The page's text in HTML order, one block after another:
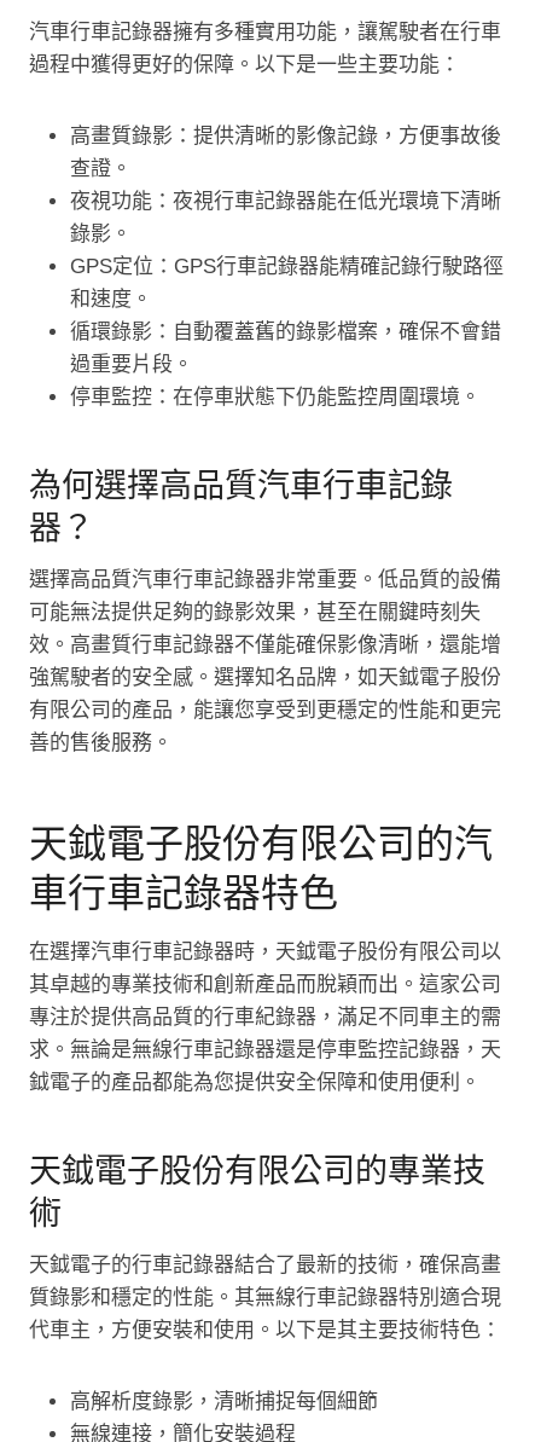
汽車行車記錄器擁有多種實用功能，讓駕駛者在行車
過程中獲得更好的保障。以下是一些主要功能：
高畫質錄影：提供清晰的影像記錄，方便事故後
查證。
夜視功能：夜視行車記錄器能在低光環境下清晰
錄影。
GPS定位：GPS行車記錄器能精確記錄行駛路徑
和速度。
循環錄影：自動覆蓋舊的錄影檔案，確保不會錯
過重要片段。
停車監控：在停車狀態下仍能監控周圍環境。
為何選擇高品質汽車行車記錄
器？
選擇高品質汽車行車記錄器非常重要。低品質的設備
可能無法提供足夠的錄影效果，甚至在關鍵時刻失
效。高畫質行車記錄器不僅能確保影像清晰，還能增
強駕駛者的安全感。選擇知名品牌，如天鉞電子股份
有限公司的產品，能讓您享受到更穩定的性能和更完
善的售後服務。
天鉞電子股份有限公司的汽
車行車記錄器特色
在選擇汽車行車記錄器時，天鉞電子股份有限公司以
其卓越的專業技術和創新產品而脫穎而出。這家公司
專注於提供高品質的行車紀錄器，滿足不同車主的需
求。無論是無線行車記錄器還是停車監控記錄器，天
鉞電子的產品都能為您提供安全保障和使用便利。
天鉞電子股份有限公司的專業技
術
天鉞電子的行車記錄器結合了最新的技術，確保高畫
質錄影和穩定的性能。其無線行車記錄器特別適合現
代車主，方便安裝和使用。以下是其主要技術特色：
高解析度錄影，清晰捕捉每個細節
無線連接，簡化安裝過程